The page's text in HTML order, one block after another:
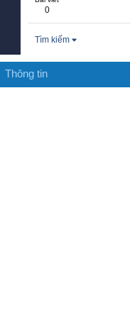
0
Tìm kiếm
Thông tin